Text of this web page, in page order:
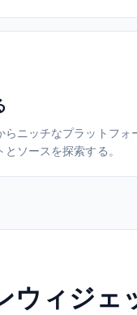
らニッチなプラットフォ
ソースを探索する。
ウィジェ